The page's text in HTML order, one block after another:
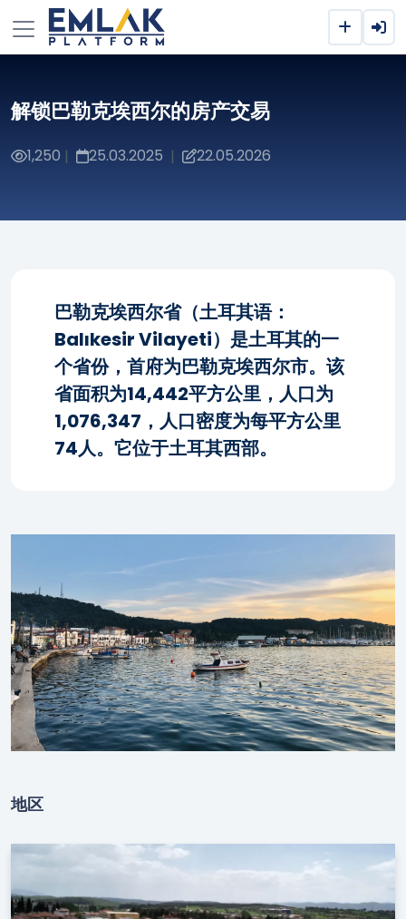
解锁巴勒克埃西尔的房产交易
1,250 | 25.03.2025 | 22.05.2026
巴勒克埃西尔省（土耳其语：
Balıkesir Vilayeti）是土耳其的一
个省份，首府为巴勒克埃西尔市。该
省面积为14,442平方公里，人口为
1,076,347，人口密度为每平方公里
74人。它位于土耳其西部。
地区